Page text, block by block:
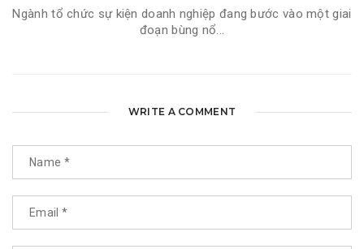
Ngành tổ chức sự kiện doanh nghiệp đang bước vào một giai
đoạn bùng nổ...
WRITE A COMMENT